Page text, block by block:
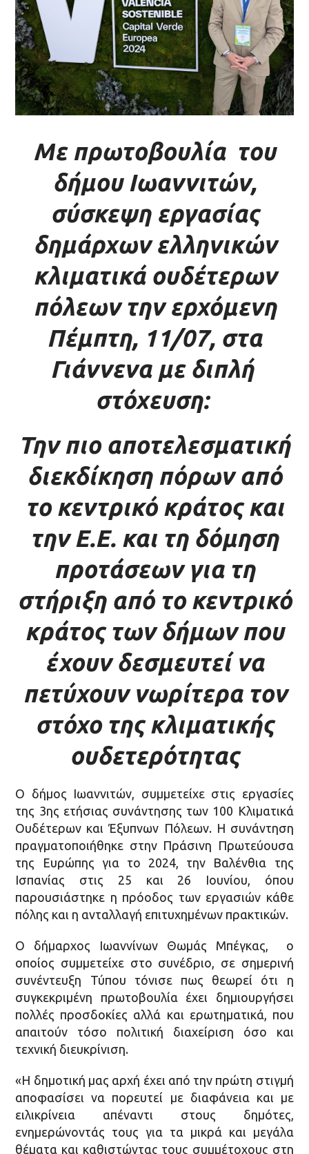
Με πρωτοβουλία του
δήμου Ιωαννιτών,
σύσκεψη εργασίας
δημάρχων ελληνικών
κλιματικά ουδέτερων
πόλεων την ερχόμενη
Πέμπτη, 11/07, στα
Γιάννενα με διπλή
στόχευση:
Την πιο αποτελεσματική
διεκδίκηση πόρων από
το κεντρικό κράτος και
την Ε.Ε. και τη δόμηση
προτάσεων για τη
στήριξη από το κεντρικό
κράτος των δήμων που
έχουν δεσμευτεί να
πετύχουν νωρίτερα τον
στόχο της κλιματικής
ουδετερότητας
Ο δήμος Ιωαννιτών, συμμετείχε στις εργασίες
της 3ης ετήσιας συνάντησης των 100 Κλιματικά
Ουδέτερων και Έξυπνων Πόλεων. Η συνάντηση
πραγματοποιήθηκε στην Πράσινη Πρωτεύουσα
της Ευρώπης για το 2024, την Βαλένθια της
Ισπανίας στις 25 και 26 Ιουνίου, όπου
παρουσιάστηκε η πρόοδος των εργασιών κάθε
πόλης και η ανταλλαγή επιτυχημένων πρακτικών.
Ο δήμαρχος Ιωαννίνων Θωμάς Μπέγκας, ο
οποίος συμμετείχε στο συνέδριο, σε σημερινή
συνέντευξη Τύπου τόνισε πως θεωρεί ότι η
συγκεκριμένη πρωτοβουλία έχει δημιουργήσει
πολλές προσδοκίες αλλά και ερωτηματικά, που
απαιτούν τόσο πολιτική διαχείριση όσο και
τεχνική διευκρίνιση.
«Η δημοτική μας αρχή έχει από την πρώτη στιγμή
αποφασίσει να πορευτεί με διαφάνεια και με
ειλικρίνεια απέναντι στους δημότες,
ενημερώνοντάς τους για τα μικρά και μεγάλα
θέματα και καθιστώντας τους συμμέτοχους στη